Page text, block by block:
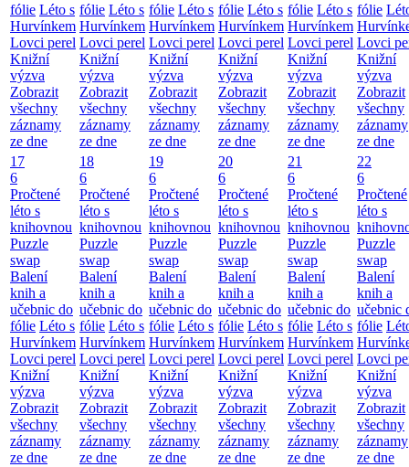
fólie Léto s
Hurvínkem
Lovci perel
Knižní
výzva
Zobrazit
všechny
záznamy
ze dne
fólie Léto s
Hurvínkem
Lovci perel
Knižní
výzva
Zobrazit
všechny
záznamy
ze dne
fólie Léto s
Hurvínkem
Lovci perel
Knižní
výzva
Zobrazit
všechny
záznamy
ze dne
fólie Léto s
Hurvínkem
Lovci perel
Knižní
výzva
Zobrazit
všechny
záznamy
ze dne
fólie Léto s
Hurvínkem
Lovci perel
Knižní
výzva
Zobrazit
všechny
záznamy
ze dne
fólie
Lovci
Knižní
výzva
Zobrazit
všechny
záznamy
ze dne
17
6
Pročtené
léto s
knihovnou
Puzzle
swap
Balení
knih a
učebnic do
fólie Léto s
Hurvínkem
Lovci perel
Knižní
výzva
Zobrazit
všechny
záznamy
ze dne
18
6
Pročtené
léto s
knihovnou
Puzzle
swap
Balení
knih a
učebnic do
fólie Léto s
Hurvínkem
Lovci perel
Knižní
výzva
Zobrazit
všechny
záznamy
ze dne
19
6
Pročtené
léto s
knihovnou
Puzzle
swap
Balení
knih a
učebnic do
fólie Léto s
Hurvínkem
Lovci perel
Knižní
výzva
Zobrazit
všechny
záznamy
ze dne
20
6
Pročtené
léto s
knihovnou
Puzzle
swap
Balení
knih a
učebnic do
fólie Léto s
Hurvínkem
Lovci perel
Knižní
výzva
Zobrazit
všechny
záznamy
ze dne
21
6
Pročtené
léto s
knihovnou
Puzzle
swap
Balení
knih a
učebnic do
fólie Léto s
Hurvínkem
Lovci perel
Knižní
výzva
Zobrazit
všechny
záznamy
ze dne
22
6
Pročtené
léto s
Puzzle
swap
Balení
knih a
učebnic
fólie
Lovci
Knižní
výzva
Zobrazit
všechny
záznamy
ze dne